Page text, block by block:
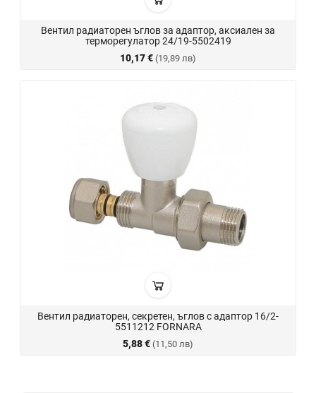
Вентил радиаторен ъглов за адаптор, аксиален за
терморегулатор 24/19-5502419
10,17 € (19,89 лв)
Вентил радиаторен, секретен, ъглов с адаптор 16/2-
5511212 FORNARA
5,88 € (11,50 лв)